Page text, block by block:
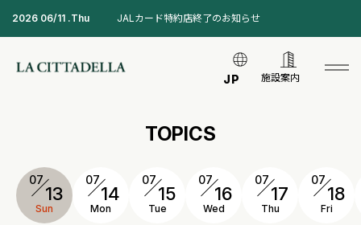
2026 06/11 .Thu JALカード特約店終了のお知らせ
JP 施設案内
TOPICS
07
13
Sun
07
14
Mon
07
15
Tue
07
16
Wed
07
17
Thu
07
18
Fri